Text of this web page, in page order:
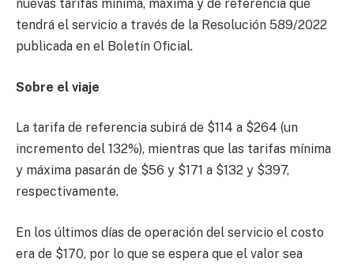
nuevas tarifas mínima, máxima y de referencia que
tendrá el servicio a través de la Resolución 589/2022
publicada en el Boletín Oficial.
Sobre el viaje
La tarifa de referencia subirá de $114 a $264 (un
incremento del 132%), mientras que las tarifas mínima
y máxima pasarán de $56 y $171 a $132 y $397,
respectivamente.
En los últimos días de operación del servicio el costo
era de $170, por lo que se espera que el valor sea